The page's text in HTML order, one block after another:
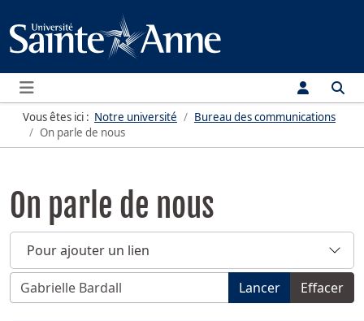
Menu
Vous êtes ici : Notre université
Bureau des communications
On parle de nous
On parle de nous
Pour ajouter un lien
Filtrer par titre, sujet, nom de personne, source, année
Lancer Effacer